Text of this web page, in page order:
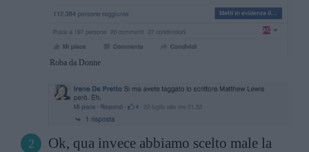
Roba da Donne
Ok, qua invece abbiamo scelto male la